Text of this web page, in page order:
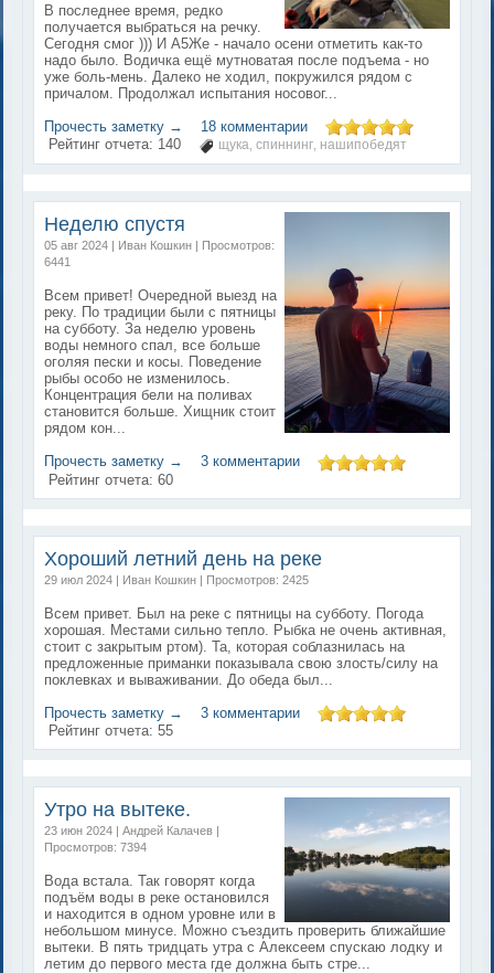
В последнее время, редко
получается выбраться на речку.
Сегодня смог ))) И А5Же - начало осени отметить как-то
надо было. Водичка ещё мутноватая после подъема - но
уже боль-мень. Далеко не ходил, покружился рядом с
причалом. Продолжал испытания носовог...
Прочесть заметку →
18 комментарии
Рейтинг отчета: 140 щука ,спиннинг нашипобедят
Неделю спустя
05 авг 2024 | Иван Кошкин | Просмотров:
6441
Всем привет! Очередной выезд на
реку. По традиции были с пятницы
на субботу. За неделю уровень
воды немного спал, все больше
оголяя пески и косы. Поведение
рыбы особо не изменилось.
Концентрация бели на поливах
становится больше. Хищник стоит
рядом кон...
Прочесть заметку →
3 комментарии
Рейтинг отчета:60
Хороший летний день на реке
29 июл 2024 | Иван Кошкин | Просмотров: 2425
Всем привет. Был на реке с пятницы на субботу. Погода
хорошая. Местами сильно тепло. Рыбка не очень активная,
стоит с закрытым ртом). Та, которая соблазнилась на
предложенные приманки показывала свою злость/силу на
поклевках и вываживании. До обеда был...
Прочесть заметку →
3 комментарии
Рейтинг отчета:55
Утро на вытеке.
23 июн 2024 | Андрей Калачев |
Просмотров: 7394
Вода встала. Так говорят когда
подъём воды в реке остановился
и находится в одном уровне или в
небольшом минусе. Можно съездить проверить ближайшие
вытеки. В пять тридцать утра с Алексеем спускаю лодку и
летим до первого места где должна быть стре...